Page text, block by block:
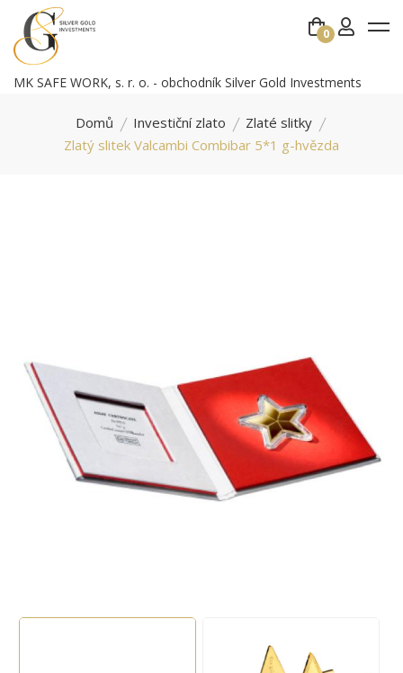
0
MK SAFE WORK, s. r. o. - obchodník Silver Gold Investments
Domů Investiční zlato
Zlaté slitky
Zlatý slitek Valcambi Combibar 5*1 g-hvězda